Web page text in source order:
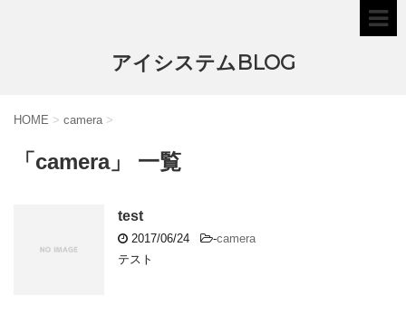
アイシステムBLOG
HOME > camera >
「camera」 一覧
test
2017/06/24 -camera
テスト